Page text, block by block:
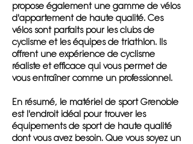
propose également une gamme de vélos
d'appartement de haute qualité. Ces
vélos sont parfaits pour les clubs de
cyclisme et les équipes de triathlon. Ils
offrent une expérience de cyclisme
réaliste et efficace qui vous permet de
vous entraîner comme un professionnel.
En résumé, le matériel de sport Grenoble
est l'endroit idéal pour trouver les
équipements de sport de haute qualité
dont vous avez besoin. Que vous soyez un